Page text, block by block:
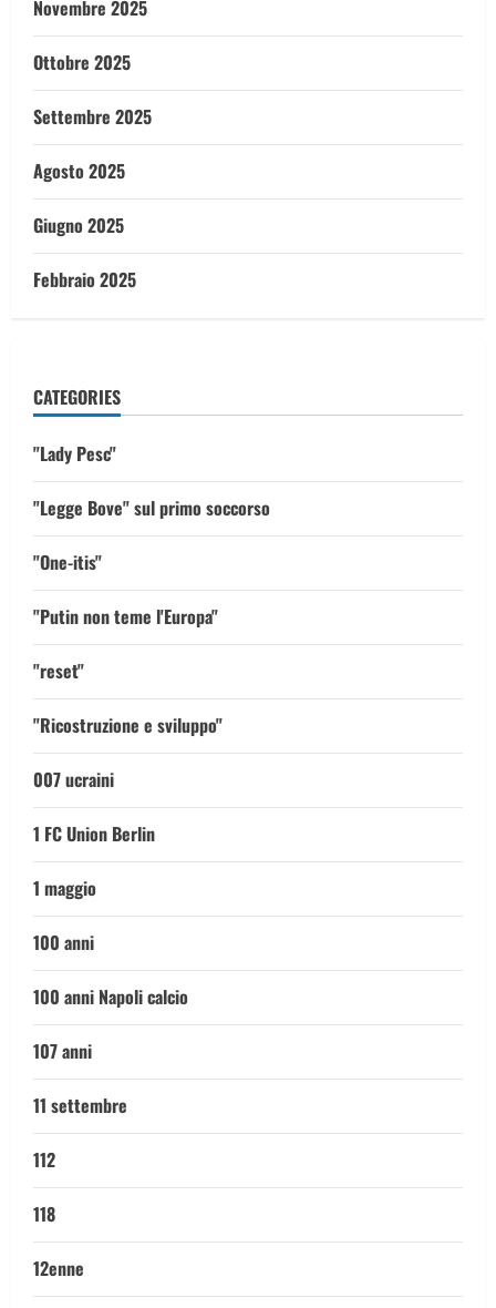
Novembre 2025
Ottobre 2025
Settembre 2025
Agosto 2025
Giugno 2025
Febbraio 2025
CATEGORIES
"Lady Pesc"
"Legge Bove" sul primo soccorso
"One-itis"
"Putin non teme l'Europa"
"reset"
"Ricostruzione e sviluppo"
007 ucraini
1 FC Union Berlin
1 maggio
100 anni
100 anni Napoli calcio
107 anni
11 settembre
112
118
12enne